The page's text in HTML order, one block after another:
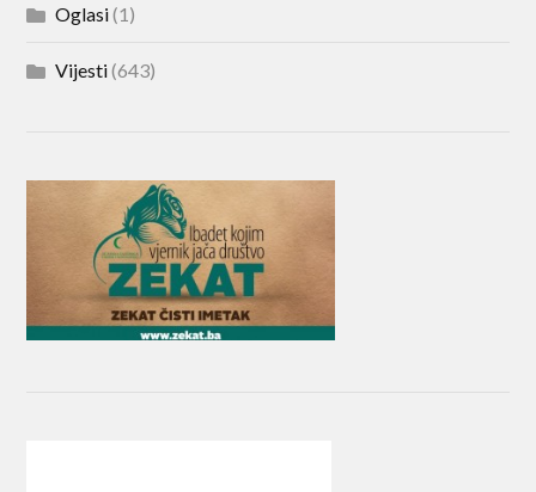
Oglasi(1)
Vijesti(643)